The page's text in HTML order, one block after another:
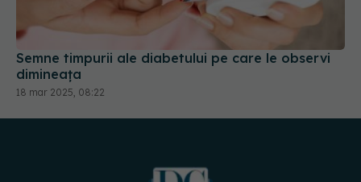
Semne timpurii ale diabetului pe care le observi
dimineața